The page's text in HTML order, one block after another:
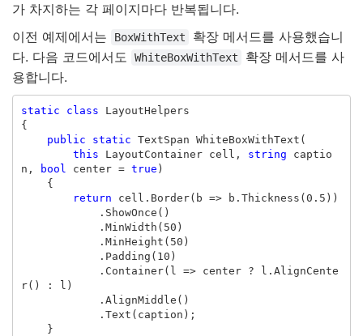
가 차지하는 각 페이지마다 반복됩니다.
이전 예제에서는
BoxWithText
확장 메서드를 사용했습니
다. 다음 코드에서도
WhiteBoxWithText
확장 메서드를 사
용합니다.
static class
LayoutHelpers
{
public
static TextSpan WhiteBoxWithText (
this
LayoutContainer cell , string
captio
n , bool center = true )
{
return
cell . Border( b => b . Thickness ( 0.5 ))
. ShowOnce ()
. MinWidth ( 50 )
. MinHeight ( 50 )
. Padding ( 10 )
. Container( l => center ? l . AlignCente
r() : l )
. AlignMiddle ()
. Text ( caption );
}